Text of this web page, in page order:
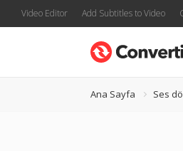
Video Editor Add Subtitles to Video
Ana Sayfa Ses